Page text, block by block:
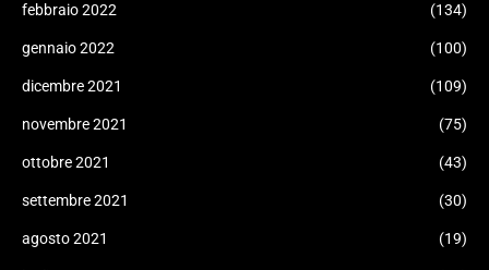
febbraio 2022 (134)
gennaio 2022 (100)
dicembre 2021 (109)
novembre 2021 (75)
ottobre 2021 (43)
settembre 2021 (30)
agosto 2021 (19)